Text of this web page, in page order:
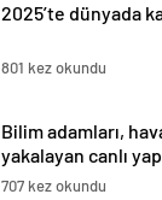
2025’te dünyada
801 kez okundu
Bilim adamları,
yakalayan canlı
yaratıyor
707 kez okundu